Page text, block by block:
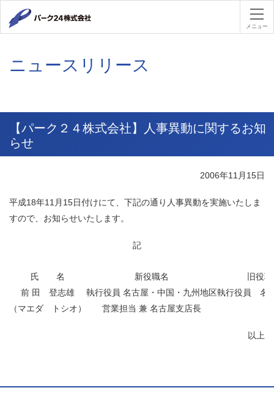
パーク２
メニュー
ニュースリリース
【パーク２４株式会社】人事異動に関するお知
らせ
2006年11月15日
平成18年11月15日付けにて、下記の通り人事異動を実施いたしま
すので、お知らせいたします。
記
氏 名 新役職名
旧役
前 田 登志雄
（マエダ トシオ）
執行役員 名古屋・中国・九州地区
営業担当 兼 名古屋支店長
執行役員 名
以上